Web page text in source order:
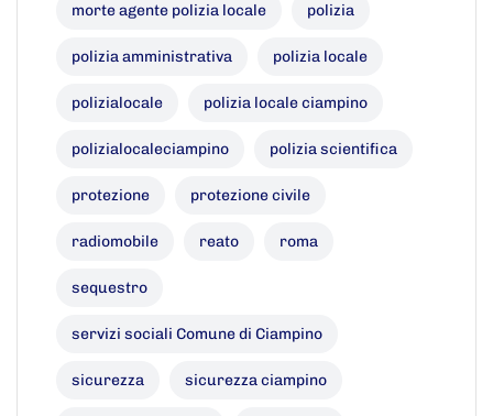
morte agente polizia locale polizia
polizia amministrativa polizia locale
polizialocale polizia locale ciampino
polizialocaleciampino polizia scientifica
protezione protezione civile
radiomobile reato roma
sequestro
servizi sociali Comune di Ciampino
sicurezza sicurezza ciampino